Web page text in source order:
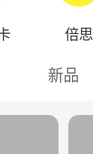
倍思
新品